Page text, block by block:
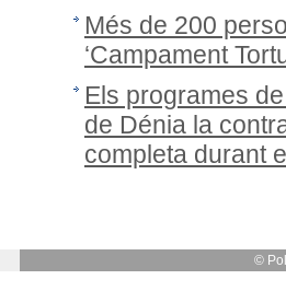
Més de 200
‘Campament
Els programes
de Dénia la
completa durant
©